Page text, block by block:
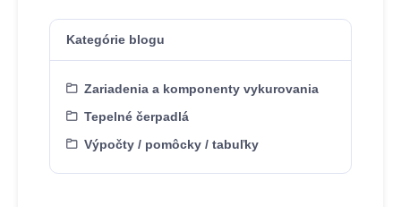
Kategórie blogu
Zariadenia a komponenty vykurovania
Tepelné čerpadlá
Výpočty / pomôcky / tabuľky